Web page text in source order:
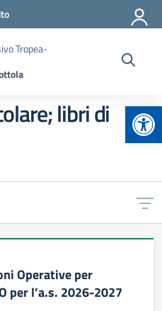
Tropea-
libri di
Operative per
per l’a.s. 2026-2027